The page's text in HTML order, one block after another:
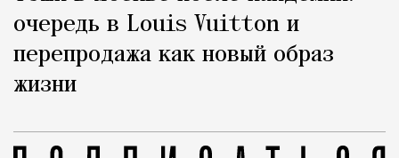
очередь в Louis Vuitton и
перепродажа как новый образ
жизни